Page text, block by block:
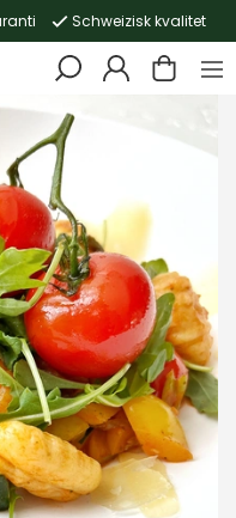
Schweizisk kvalitet